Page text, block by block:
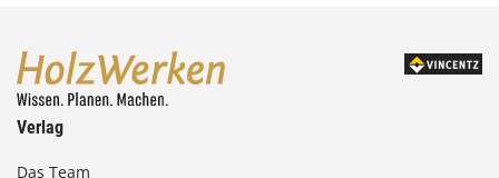
Verlag
Das Team